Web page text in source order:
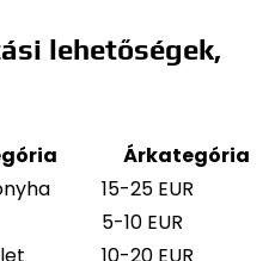
lehetőségek,
Árkategória
15-25 EUR
5-10 EUR